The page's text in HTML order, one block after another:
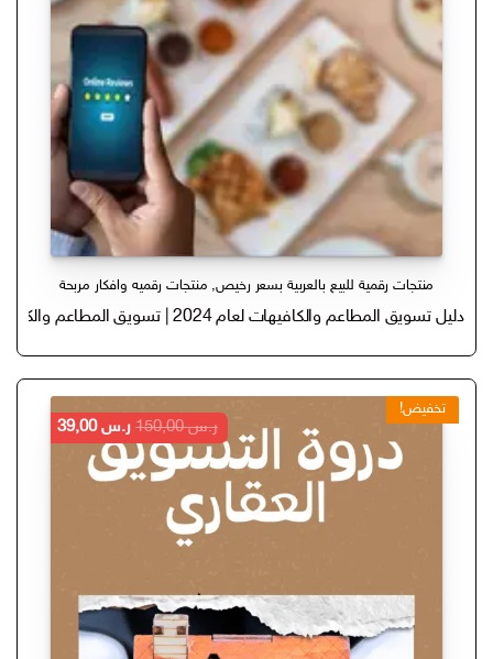
منتجات رقمية للبيع بالعربية بسعر رخيص, منتجات رقميه وافكار مربحة
دليل تسويق المطاعم والكافيهات لعام 2024 | تسويق المطاعم والكافهيات PDF
تخفيض!
ر.س150,00
السعر
الأصلي
هو:
ر.س39,00
السعر